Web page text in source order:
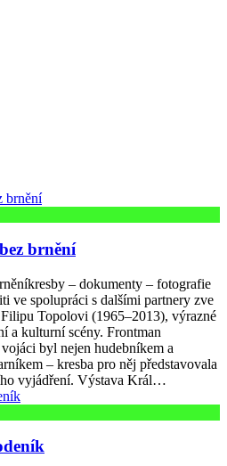
brnění
– dokumenty – fotografie
ve spolupráci s dalšími partnery zve
Topolovi (1965–2013), výrazné
a kulturní scény. Frontman
byl nejen hudebníkem a
– kresba pro něj představovala
vyjádření. Výstava Král…